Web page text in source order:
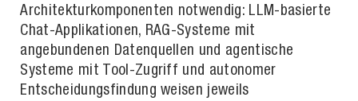
Architekturkomponenten notwendig: LLM-basierte
Chat-Applikationen, RAG-Systeme mit
angebundenen Datenquellen und agentische
Systeme mit Tool-Zugriff und autonomer
Entscheidungsfindung weisen jeweils